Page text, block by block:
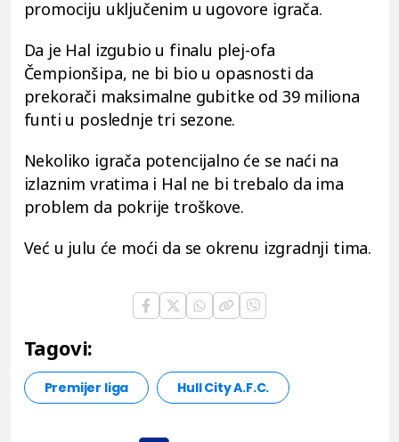
promociju uključenim u ugovore igrača.
Da je Hal izgubio u finalu plej-ofa
Čempionšipa, ne bi bio u opasnosti da
prekorači maksimalne gubitke od 39 miliona
funti u poslednje tri sezone.
Nekoliko igrača potencijalno će se naći na
izlaznim vratima i Hal ne bi trebalo da ima
problem da pokrije troškove.
Već u julu će moći da se okrenu izgradnji tima.
Tagovi:
Premijer liga Hull City A.F.C.